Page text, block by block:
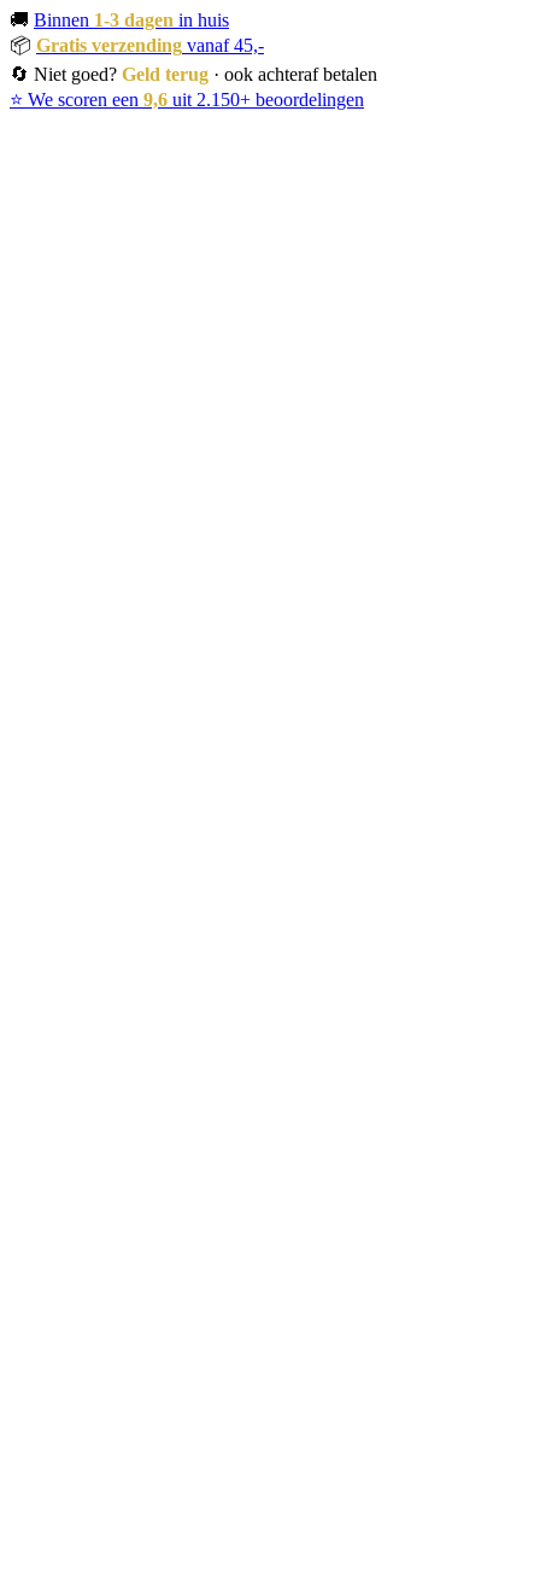
🚚 Binnen 1-3 dagen in huis
📦 Gratis verzending vanaf 45,-
🔄 Niet goed? Geld terug · ook achteraf betalen
⭐ We scoren een 9,6 uit 2.150+ beoordelingen